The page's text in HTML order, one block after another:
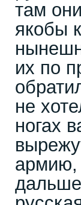
там
якобы
их по
не
ногах
армию,